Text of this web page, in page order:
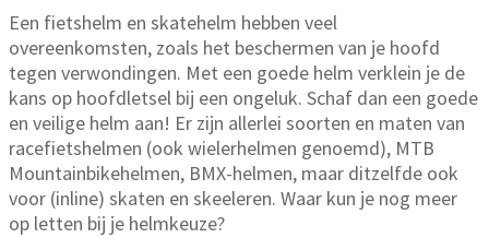
Een fietshelm en skatehelm hebben veel
overeenkomsten, zoals het beschermen van je hoofd
tegen verwondingen. Met een goede helm verklein je de
kans op hoofdletsel bij een ongeluk. Schaf dan een goede
en veilige helm aan! Er zijn allerlei soorten en maten van
racefietshelmen (ook wielerhelmen genoemd), MTB
Mountainbikehelmen, BMX-helmen, maar ditzelfde ook
voor (inline) skaten en skeeleren. Waar kun je nog meer
op letten bij je helmkeuze?